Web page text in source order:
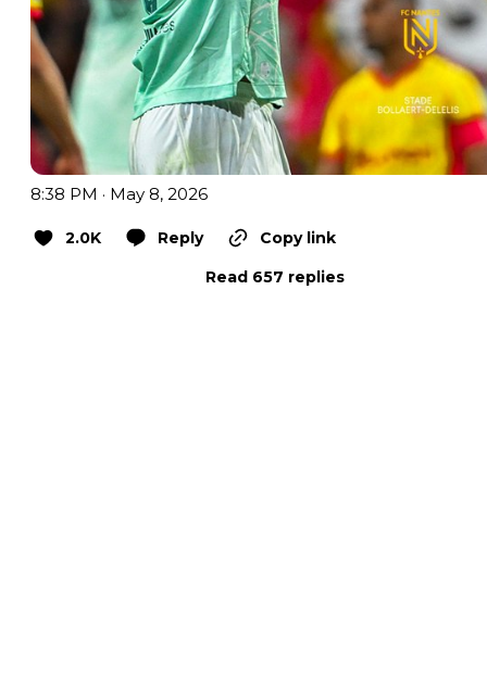
8:38 PM · May 8, 2026
2.0K Reply
Copy link
Read 657 replies